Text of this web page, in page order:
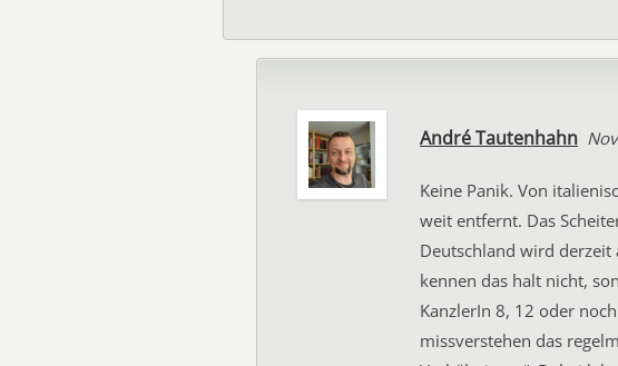
André Tautenhahn
Keine Panik. Von
weit entfernt. Das
Deutschland wird
kennen das halt nicht,
KanzlerIn 8, 12 oder
missverstehen das